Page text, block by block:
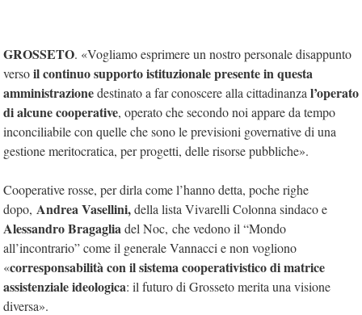
GROSSETO. «Vogliamo esprimere un nostro personale disappunto
versoil continuo supporto istituzionale presente in questa
amministrazionedestinato a far conoscere alla cittadinanza l’operato
di alcune cooperative, operato che secondo noi appare da tempo
inconciliabile con quelle che sono le previsioni governative di una
gestione meritocratica, per progetti, delle risorse pubbliche».
Cooperative rosse, per dirla come l’hanno detta, poche righe
dopo, Andrea Vasellini,della lista Vivarelli Colonna sindaco e
Alessandro Bragagliadel Noc, che vedono il “Mondo
all’incontrario” come il generale Vannacci e non vogliono
«corresponsabilità con il sistema cooperativistico di matrice
assistenziale ideologica: il futuro di Grosseto merita una visione
diversa».